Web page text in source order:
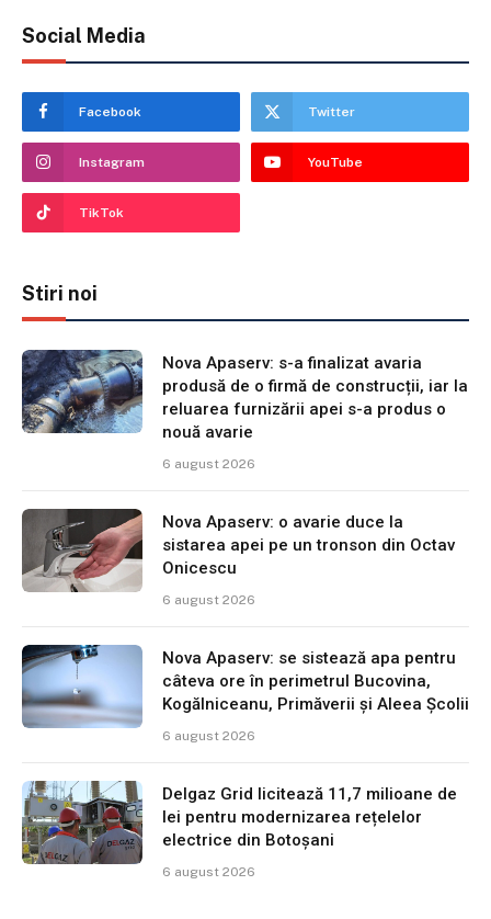
Social Media
Facebook Twitter
Instagram YouTube
TikTok
Stiri noi
Nova Apaserv: s-a finalizat avaria
produsă de o firmă de construcții, iar la
reluarea furnizării apei s-a produs o
nouă avarie
6 august 2026
Nova Apaserv: o avarie duce la
sistarea apei pe un tronson din Octav
Onicescu
6 august 2026
Nova Apaserv: se sistează apa pentru
câteva ore în perimetrul Bucovina,
Kogălniceanu, Primăverii și Aleea Școlii
6 august 2026
Delgaz Grid licitează 11,7 milioane de
lei pentru modernizarea rețelelor
electrice din Botoșani
6 august 2026